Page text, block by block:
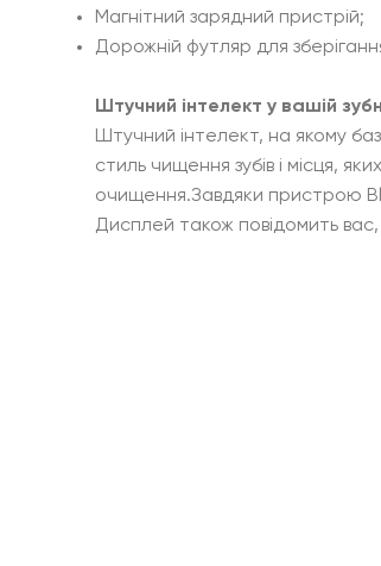
Магнітний зарядний пристрій;
Дорожній футляр для
Штучний інтелект у вашій
Штучний інтелект, на якому
стиль чищення зубів і місця,
очищення.Завдяки пристрою
Дисплей також повідомить